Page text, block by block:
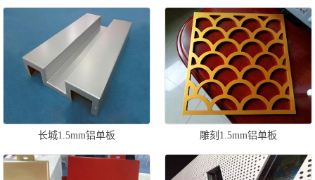
长城1.5mm铝单板 雕刻1.5mm铝单板